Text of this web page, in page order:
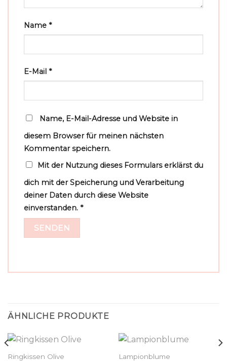
Name *
E-Mail *
Name, E-Mail-Adresse und Website in
diesem Browser für meinen nächsten
Kommentar speichern.
Mit der Nutzung dieses Formulars erklärst du
dich mit der Speicherung und Verarbeitung
deiner Daten durch diese Website
einverstanden. *
ÄHNLICHE PRODUKTE
Ringkissen Olive
Lampionblume